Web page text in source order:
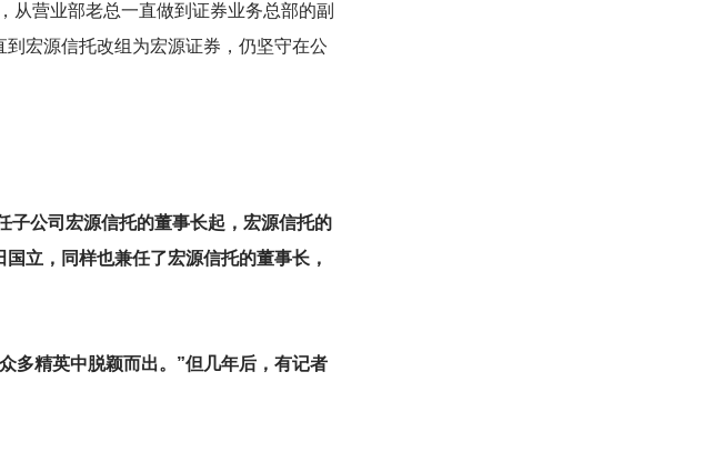
从营业部老总一直做到证券业务总部的副
宏源信托改组为宏源证券，仍坚守在公
子公司宏源信托的董事长起，宏源信托的
立，同样也兼任了宏源信托的董事长，
多精英中脱颖而出。”但几年后，有记者